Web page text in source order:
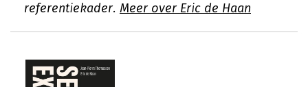
referentiekader. Meer over Eric de Haan